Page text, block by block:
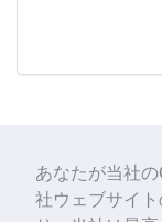
あなたが当社
社ウェブサイ
1